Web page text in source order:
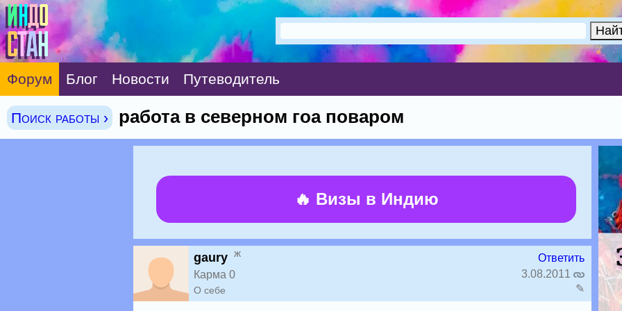
Форум Блог Новости Путеводитель
Поиск работы › работа в северном гоа поваром
🔥 Визы в Индию
gaury ж
Карма 0
О себе
Ответить
3.08.2011
✎